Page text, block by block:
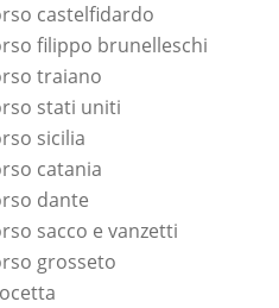
castelfidardo
filippo brunelleschi
traiano
stati uniti
sicilia
catania
dante
sacco e vanzetti
grosseto